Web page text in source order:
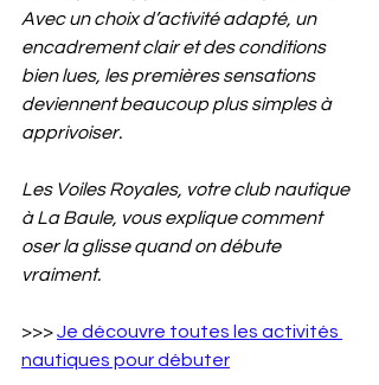
Avec un choix d’activité adapté, un
encadrement clair et des conditions
bien lues, les premières sensations
deviennent beaucoup plus simples à
apprivoiser.
Les Voiles Royales, votre club nautique
à La Baule, vous explique comment
oser la glisse quand on débute
vraiment.
>>> Je découvre toutes les activités
nautiques pour débuter